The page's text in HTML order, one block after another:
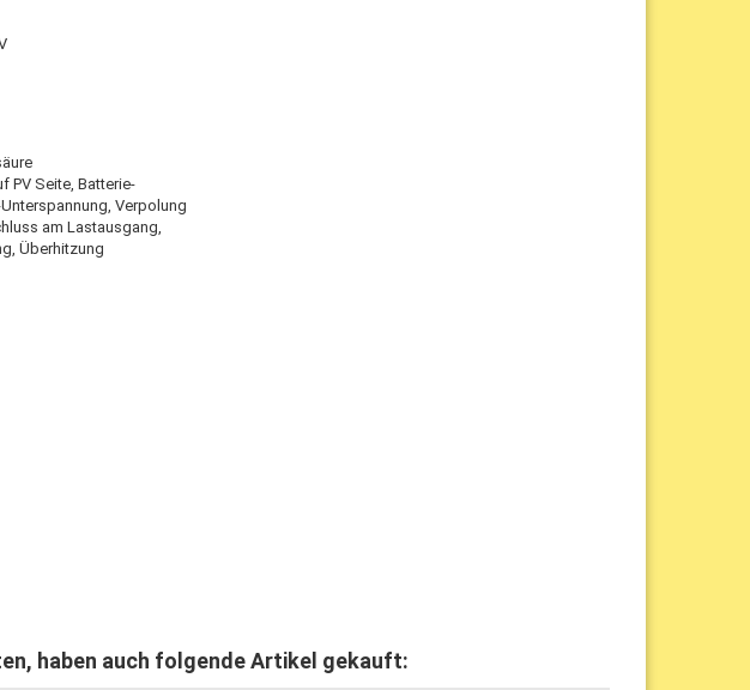
PV Seite, Batterie-
Verpolung
am Lastausgang,
Überhitzung
haben auch folgende Artikel gekauft: